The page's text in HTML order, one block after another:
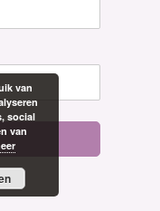
van
social
van